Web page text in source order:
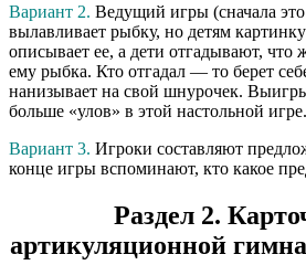
Вариант 2. Ведущий игры (сначала
вылавливает рыбку, но детям
описывает ее, а дети отгадывают, что
ему рыбка. Кто отгадал — то берет
нанизывает на свой шнурочек.
больше «улов» в этой настольной игре.
Вариант 3. Игроки составляют
конце игры вспоминают, кто какое
Раздел 2.
артикуляционной